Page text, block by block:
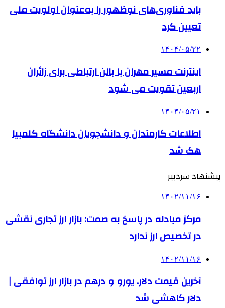
باید فناوری‌های نوظهور را به‌عنوان اولویت ملی
تعیین کرد
۱۴۰۴/۰۵/۲۲
اینترنت مسیر مهران با بالن ارتباطی برای زائران
اربعین تقویت می شود
۱۴۰۴/۰۵/۲۱
اطلاعات کارمندان و دانشجویان دانشگاه کلمبیا
هک شد
پیشنهاد سردبیر
۱۴۰۲/۱۱/۱۶
مرکز مبادله در پاسخ به صمت: بازار ارز تجاری نقشی
در تخصیص ارز ندارد
۱۴۰۲/۱۱/۱۶
آخرین قیمت دلار، یورو و درهم در بازار ارز توافقی |
دلار کاهشی شد